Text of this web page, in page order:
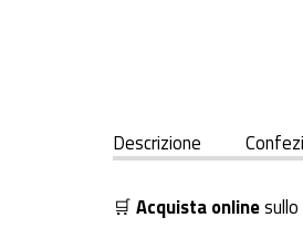
Descrizione
🛒 Acquista online